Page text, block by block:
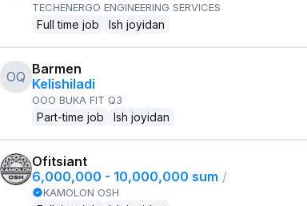
TECHENERGO ENGINEERING SERVICES
Full time job Ish joyidan
OQ Barmen
Kelishiladi
OOO BUKA FIT Q3
Part-time job Ish joyidan
Ofitsiant
6,000,000 - 10,000,000 sum /
KAMOLON OSH